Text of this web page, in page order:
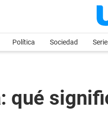
Política Sociedad
qué